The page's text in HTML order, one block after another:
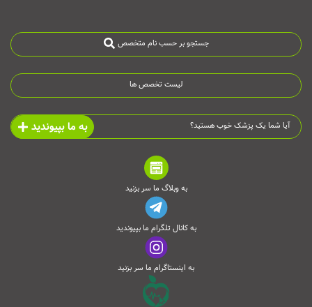
جستجو بر حسب نام متخصص
لیست تخصص ها
آیا شما یک پزشک خوب هستید؟ به ما بپیوندید
به وبلاگ ما سر بزنید
به کانال تلگرام ما بپیوندید
به اینستاگرام ما سر بزنید